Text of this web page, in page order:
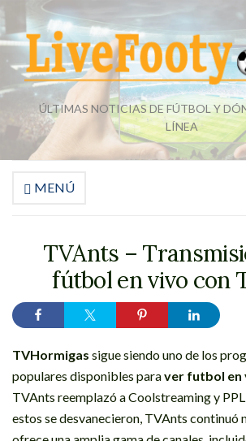
ÚLTIMAS NOTICIAS DE FÚTBOL Y
LÍNEA
MENÚ
TVAnts –
fútbol en vivo con
TVHormigas sigue siendo uno de los
populares disponibles paraver futbol en
TVAnts reemplazó a Coolstreaming y
estos se desvanecieron, TVAnts continuó